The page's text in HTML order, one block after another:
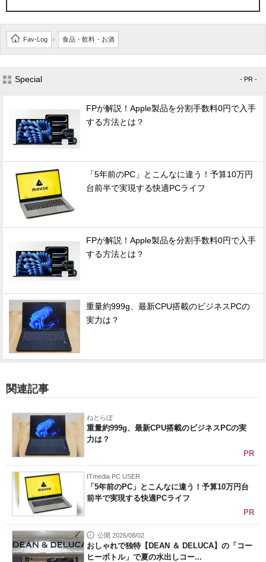
Fav-Log > 食品・飲料・お酒
Special - PR -
FPが解説！Apple製品を分割手数料0円で入手
する方法とは？
「5年前のPC」とこんなに違う！予算10万円
台前半で実現する快適PCライフ
FPが解説！Apple製品を分割手数料0円で入手
する方法とは？
重量約999g、最新CPU搭載のビジネスPCの
実力は？
関連記事
ねとらぼ
重量約999g、最新CPU搭載のビジネスPCの実
力は？
PR
ITmedia PC USER
「5年前のPC」とこんなに違う！予算10万円台
前半で実現する快適PCライフ
PR
公開 2026/08/02
おしゃれで独特【DEAN ＆ DELUCA】の「コー
ヒーボトル」で夏の水出しコー...